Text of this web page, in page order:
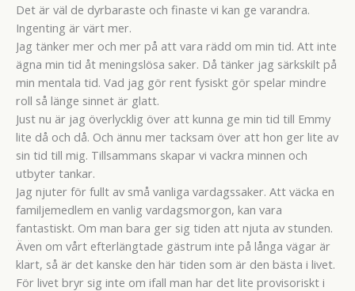
Det är väl de dyrbaraste och finaste vi kan ge varandra.
Ingenting är värt mer.
Jag tänker mer och mer på att vara rädd om min tid. Att inte
ägna min tid åt meningslösa saker. Då tänker jag särkskilt på
min mentala tid. Vad jag gör rent fysiskt gör spelar mindre
roll så länge sinnet är glatt.
Just nu är jag överlycklig över att kunna ge min tid till Emmy
lite då och då. Och ännu mer tacksam över att hon ger lite av
sin tid till mig. Tillsammans skapar vi vackra minnen och
utbyter tankar.
Jag njuter för fullt av små vanliga vardagssaker. Att väcka en
familjemedlem en vanlig vardagsmorgon, kan vara
fantastiskt. Om man bara ger sig tiden att njuta av stunden.
Även om vårt efterlängtade gästrum inte på långa vägar är
klart, så är det kanske den här tiden som är den bästa i livet.
För livet bryr sig inte om ifall man har det lite provisoriskt i